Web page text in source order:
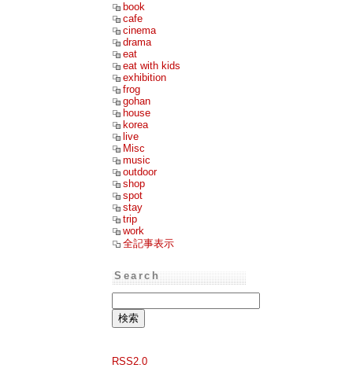
book
cafe
cinema
drama
eat
eat with kids
exhibition
frog
gohan
house
korea
live
Misc
music
outdoor
shop
spot
stay
trip
work
全記事表示
Search
RSS2.0